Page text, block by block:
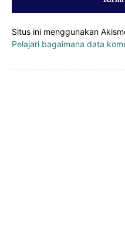
Situs ini menggunakan
Pelajari bagaimana data